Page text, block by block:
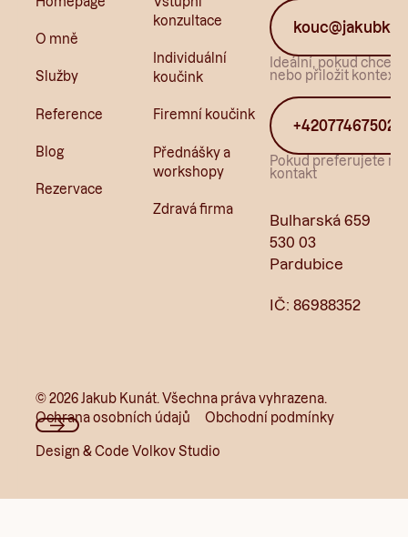
O mně
Služby
Reference
Blog
Rezervace
konzultace
Individuální
koučink
Firemní koučink
Přednášky a
workshopy
Zdravá firma
Ideální, pokud
nebo přiložit kontext.
+420774675022
Pokud preferujete
kontakt
Bulharská 659
530 03
Pardubice
IČ: 86988352
©2026Jakub Kunát. Všechna práva vyhrazena.
Ochrana osobních údajů
Obchodní podmínky
Design & Code Volkov Studio